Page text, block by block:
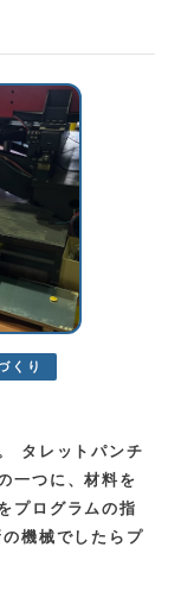
くり
タレットパンチ
一つに、材料を
プログラムの指
機械でしたらプ